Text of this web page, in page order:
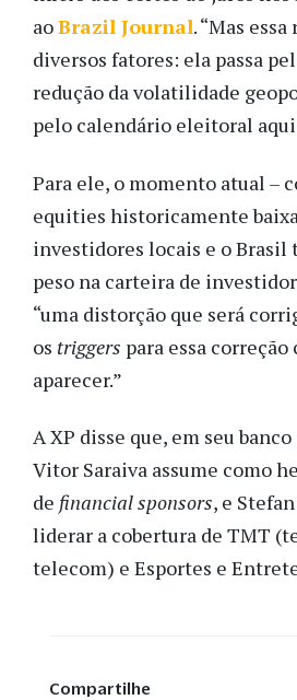
aoBrazil Journal. “Mas
diversos fatores: ela passa
redução da volatilidade
pelo calendário eleitoral aqui
Para ele, o momento atual –
equities historicamente
investidores locais e o Brasil
peso na carteira de
“uma distorção que será
os triggers para essa correção
aparecer.”
A XP disse que, em seu
Vitor Saraiva assume como
de financial sponsors, e
liderar a cobertura de TMT
telecom) e Esportes e
Compartilhe